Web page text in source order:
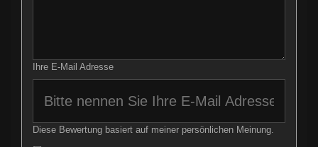
Ihre E-Mail Adresse
Diese Bewertung basiert auf meiner persönlichen Meinung.